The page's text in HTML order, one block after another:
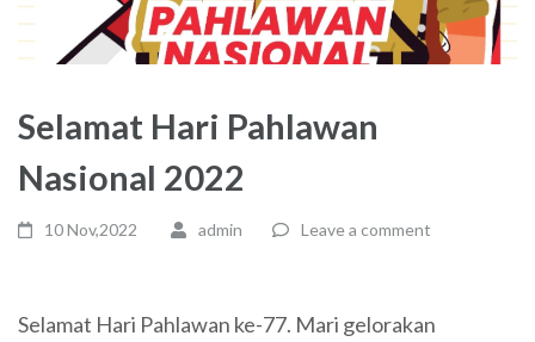
Selamat Hari Pahlawan
Nasional 2022
10 Nov,2022 admin Leave a comment
Selamat Hari Pahlawan ke-77. Mari gelorakan